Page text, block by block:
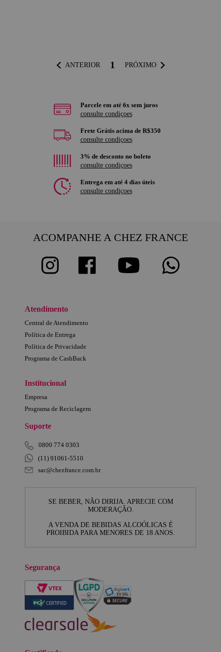
ANTERIOR 1 PRÓXIMO
Parcele em até 6x sem juros
consulte condiçoes
Frete Grátis acima de R$350
consulte condiçoes
3% de desconto no boleto
consulte condiçoes
Entrega em até 4 dias úteis
consulte condiçoes
ACOMPANHE A CHEZ FRANCE
Atendimento
Central de Atendimento
Política de Entrega
Política de Privacidade
Programa de CashBack
Institucional
Empresa
Programa de Reciclagem
Suporte
0800 774 0303
(11) 91061-5510
sac@chezfrance.com.br
SE BEBER, NÃO DIRIJA. APRECIE COM
MODERAÇÃO.
A VENDA DE BEBIDAS ALCOÓLICAS É
PROIBIDA PARA MENORES DE 18 ANOS.
Segurança